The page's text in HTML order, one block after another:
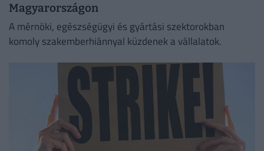
Magyarországon
A mérnöki, egészségügyi és gyártási szektorokban
komoly szakemberhiánnyal küzdenek a vállalatok.